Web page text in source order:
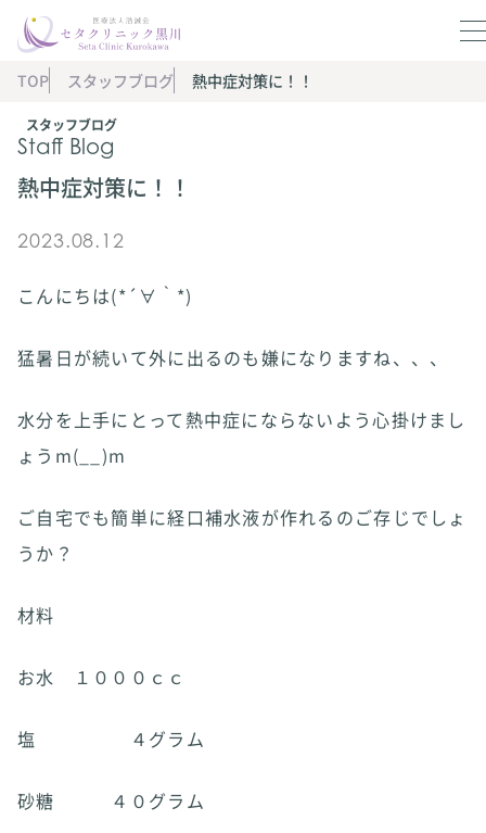
スタッフブログ
Staff Blog
TOP スタッフブログ 熱中症対策に！！
熱中症対策に！！
2023.08.12
こんにちは(*´∀｀*)
猛暑日が続いて外に出るのも嫌になりますね、、、
水分を上手にとって熱中症にならないよう心掛けまし
ょうm(__)m
ご自宅でも簡単に経口補水液が作れるのご存じでしょ
うか？
材料
お水 １０００ｃｃ
塩 ４グラム
砂糖 ４０グラム